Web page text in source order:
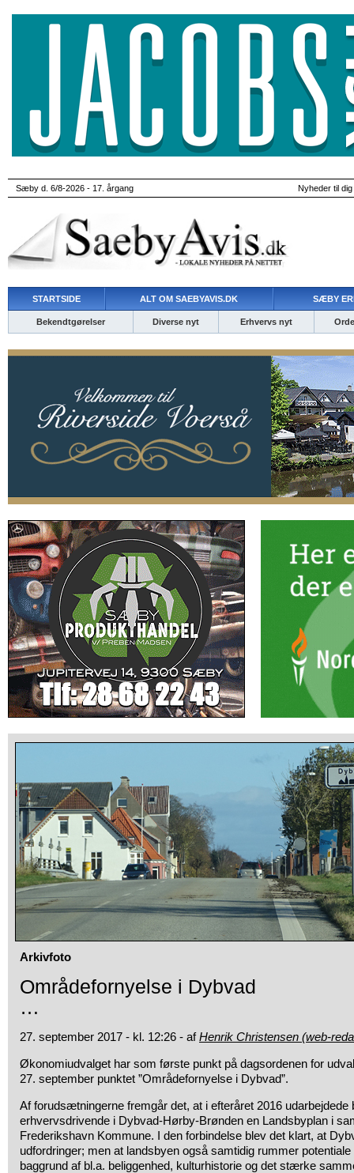
Sæby d. 6/8-2026 - 17. årgang Nyheder til
STARTSIDE ALT OM SAEBYAVIS.DK SÆBY
Bekendtgørelser Diverse nyt Erhvervs nyt
Arkivfoto
Områdefornyelse i Dybvad
…
27. september 2017 - kl. 12:26 - afHenrik Christensen (web-
Økonomiudvalget har som første punkt på dagsordenen for
27. september punktet ”Områdefornyelse i Dybvad”.
Af forudsætningerne fremgår det, at i efteråret 2016 udarbejdede
erhvervsdrivende i Dybvad-Hørby-Brønden en Landsbyplan i
Frederikshavn Kommune. I den forbindelse blev det klart, at
udfordringer; men at landsbyen også samtidig rummer
baggrund af bl.a. beliggenhed, kulturhistorie og det stærke